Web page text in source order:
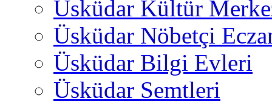
Üsküdar Kültür
Üsküdar Nöbetçi
Üsküdar Bilgi Evleri
Üsküdar Semtleri